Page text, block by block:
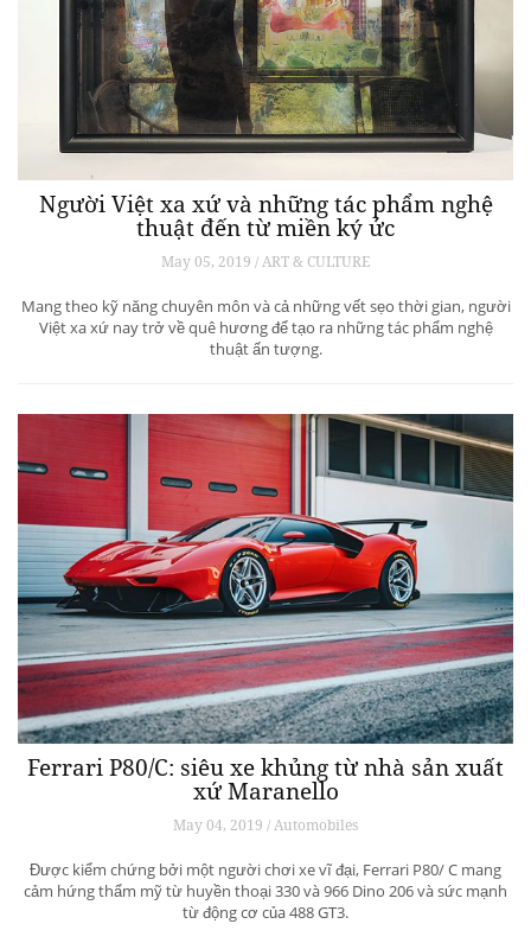
Người Việt xa xứ và những tác phẩm nghệ
thuật đến từ miền ký ức
May 05, 2019 / ART & CULTURE
Mang theo kỹ năng chuyên môn và cả những vết sẹo thời gian, người
Việt xa xứ nay trở về quê hương để tạo ra những tác phẩm nghệ
thuật ấn tượng.
Ferrari P80/C: siêu xe khủng từ ​​nhà sản xuất
xứ Maranello
May 04, 2019 / Automobiles
Được kiểm chứng bởi một người chơi xe vĩ đại, Ferrari P80/ C mang
cảm hứng thẩm mỹ từ huyền thoại 330 và 966 Dino 206 và sức mạnh
từ động cơ của 488 GT3.